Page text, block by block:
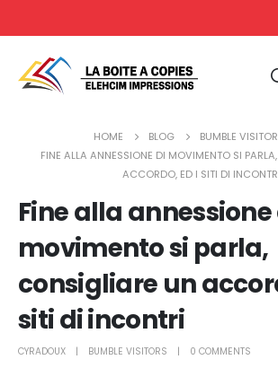
HOME BLOG
BUMBLE
FINE ALLA ANNESSIONE DI MOVIMENTO SI
ACCORDO, ED I SITI DI
Fine alla
movimento si parla,
consigliare un
siti di incontri
CYRADOUX BUMBLE VISITORS 0 COMMENTS